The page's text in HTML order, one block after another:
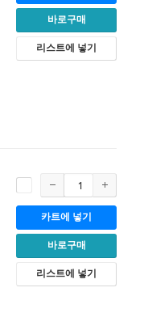
바로구매
리스트에 넣기
카트에 넣기
바로구매
리스트에 넣기